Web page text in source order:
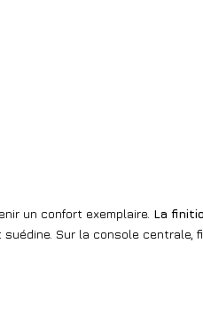
un confort exemplaire. La
Sur la console centrale,